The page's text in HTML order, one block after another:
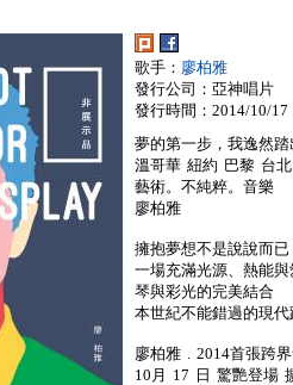
歌手： 廖柏雅
發行公司：亞神唱片
發行時間：2014/10/17
夢的第一步，我逸然踏
溫哥華 紐約 巴黎 台北
藝術。不純粹。音樂
廖柏雅
擁抱夢想不是說說而
一場充滿光源、熱能
琴與彩光的完美結合
本世紀不能錯過的現
廖柏雅 . 2014首張跨
10月 17 日 驚艷登場